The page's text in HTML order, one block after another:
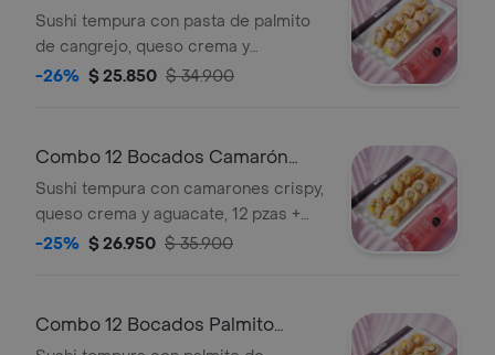
Tempura Sushi
Sushi tempura con pasta de palmito
de cangrejo, queso crema y
aguacate, 12 pzas + bebida hatsu a
-26% $ 25.850 $ 34.900
Combo 12 Bocados Camarón
Tempura Sushi
Sushi tempura con camarones crispy,
queso crema y aguacate, 12 pzas +
bebida hatsu a elección.
-25% $ 26.950 $ 35.900
Combo 12 Bocados Palmito